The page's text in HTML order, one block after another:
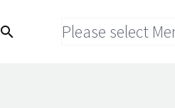
Please select